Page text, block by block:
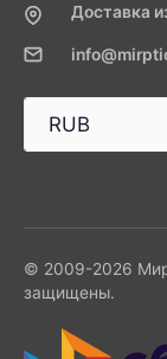
Доставка
© 2009-2026
защищены.